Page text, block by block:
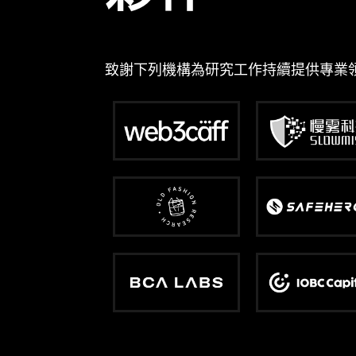
致謝下列機構為研究工作持續提供專業